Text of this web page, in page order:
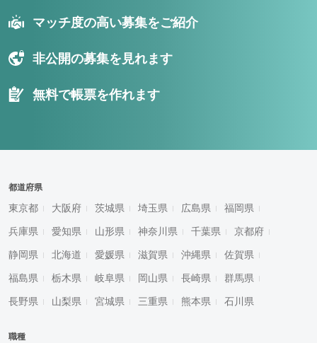
マッチ度の高い募集をご紹介
非公開の募集を見れます
無料で帳票を作れます
都道府県
東京都 大阪府 茨城県 埼玉県 広島県 福岡県
兵庫県 愛知県 山形県 神奈川県 千葉県 京都府
静岡県 北海道 愛媛県 滋賀県 沖縄県 佐賀県
福島県 栃木県 岐阜県 岡山県 長崎県 群馬県
長野県 山梨県 宮城県 三重県 熊本県 石川県
職種